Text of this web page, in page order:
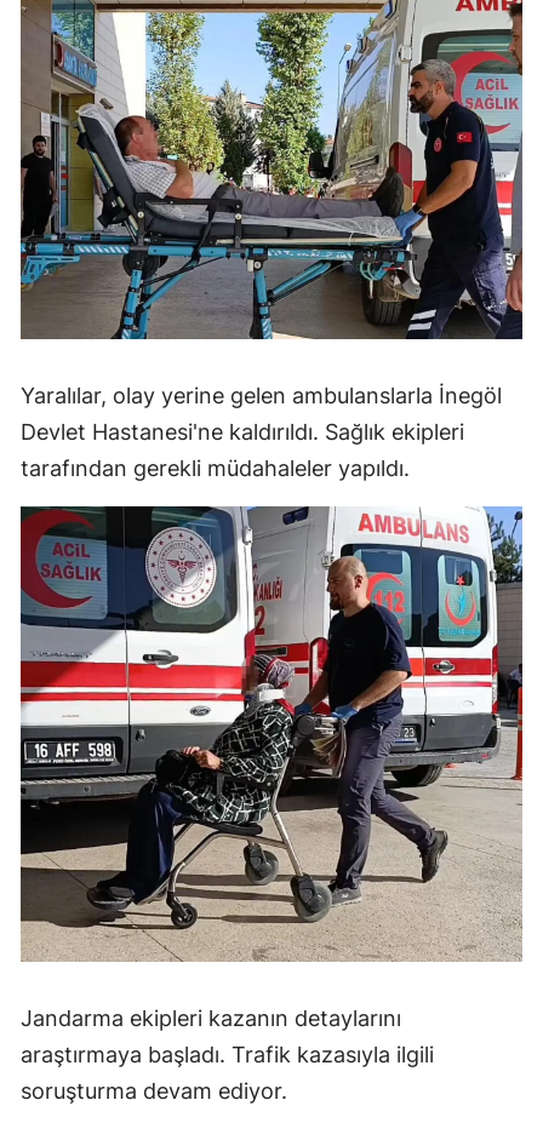
Yaralılar, olay yerine gelen ambulanslarla İnegöl
Devlet Hastanesi'ne kaldırıldı. Sağlık ekipleri
tarafından gerekli müdahaleler yapıldı.
Jandarma ekipleri kazanın detaylarını
araştırmaya başladı. Trafik kazasıyla ilgili
soruşturma devam ediyor.